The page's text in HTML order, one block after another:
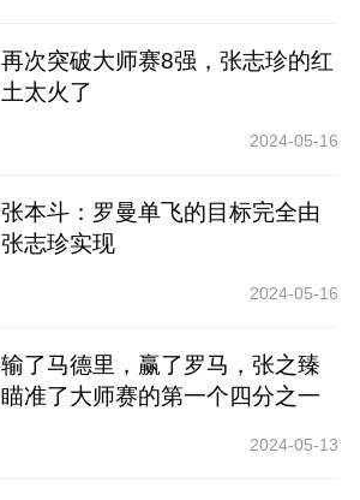
再次突破大师赛8强，张志珍的红
土太火了
2024-05-16
张本斗：罗曼单飞的目标完全由
张志珍实现
2024-05-16
输了马德里，赢了罗马，张之臻
瞄准了大师赛的第一个四分之一
2024-05-13